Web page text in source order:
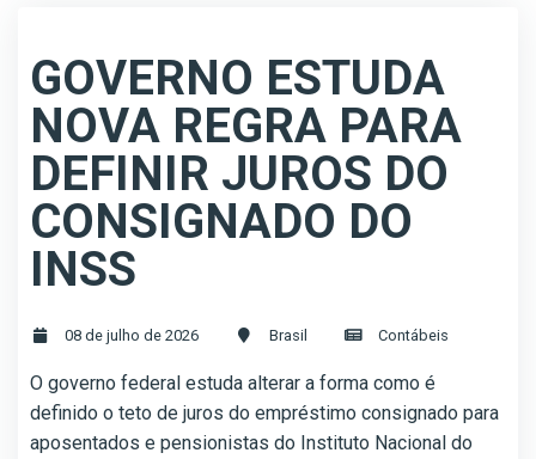
GOVERNO ESTUDA
NOVA REGRA PARA
DEFINIR JUROS DO
CONSIGNADO DO
INSS
08 de julho de 2026 Brasil Contábeis
O governo federal estuda alterar a forma como é
definido o teto de juros do empréstimo consignado para
aposentados e pensionistas do Instituto Nacional do